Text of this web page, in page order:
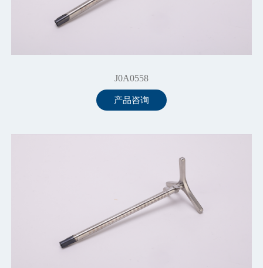
J0A0558
产品咨询